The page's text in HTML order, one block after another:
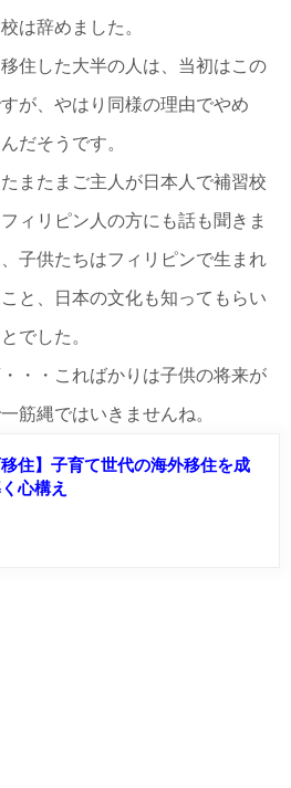
は辞めました。
住した大半の人は、当初はこの
が、やはり同様の理由でやめ
だそうです。
またまご主人が日本人で補習校
ィリピン人の方にも話も聞きま
子供たちはフィリピンで生まれ
と、日本の文化も知ってもらい
でした。
・・こればかりは子供の将来が
筋縄ではいきませんね。
移住】子育て世代の海外移住を成
心構え